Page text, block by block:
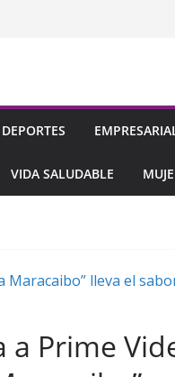
DEPORTES
VIDA SALUDABLE
a Prime